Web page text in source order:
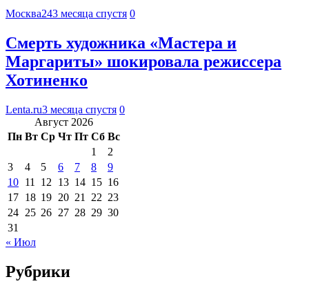
Москва243 месяца спустя 0
Смерть художника «Мастера и
Маргариты» шокировала режиссера
Хотиненко
Lenta.ru3 месяца спустя 0
Август 2026
Пн Вт Ср Чт Пт Сб Вс
1
2
3
4 5 6 7 8
9
10 11 12 13 14 15 16
17 18 19 20 21 22 23
24 25 26 27 28 29 30
31
« Июл
Рубрики